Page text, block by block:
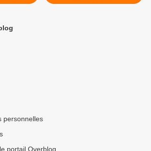
personnelles
portail Overblog